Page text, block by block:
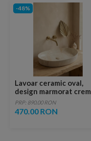
-48%
Lavoar ceramic oval,
design marmorat crem
lucios cu vene aurii,
ventil inclus
PRP: 890.00 RON
470.00 RON